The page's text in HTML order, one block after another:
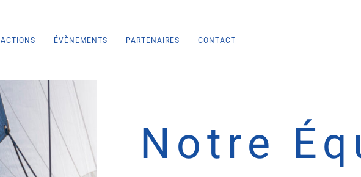
ACTIONS ÉVÈNEMENTS PARTENAIRES CONTACT
Notre